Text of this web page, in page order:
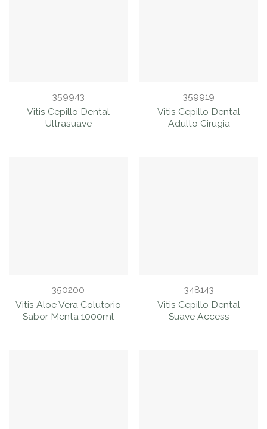
359943
Vitis Cepillo Dental
Ultrasuave
359919
Vitis Cepillo Dental
Adulto Cirugia
350200
Vitis Aloe Vera Colutorio
Sabor Menta 1000ml
348143
Vitis Cepillo Dental
Suave Access